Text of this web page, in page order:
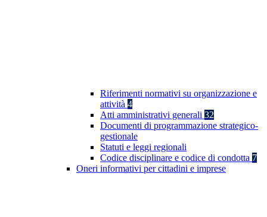
Riferimenti normativi su organizzazione e
attività 4
Atti amministrativi generali 32
Documenti di programmazione strategico-
gestionale
Statuti e leggi regionali
Codice disciplinare e codice di condotta 7
Oneri informativi per cittadini e imprese